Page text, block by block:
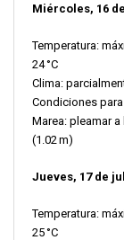
Miércoles, 16
Temperatura:
24 °C
Clima:
Condiciones
Marea: pleamar a
(1.02 m)
Jueves, 17 de
Temperatura:
25 °C